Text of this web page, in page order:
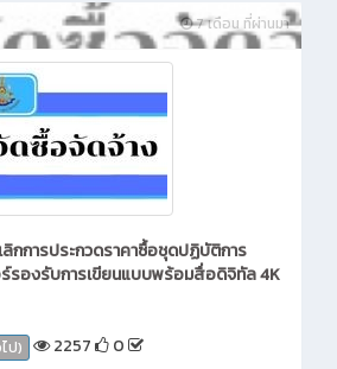
7 เดือน ที่ผ่านมา
ลิกการประกวดราคาซื้อชุดปฏิบัติการ
รองรับการเขียนแบบพร้อมสื่อดิจิทัล 4K
ป) 2257 0